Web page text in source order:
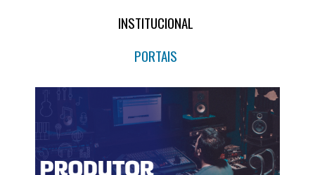
INSTITUCIONAL
PORTAIS